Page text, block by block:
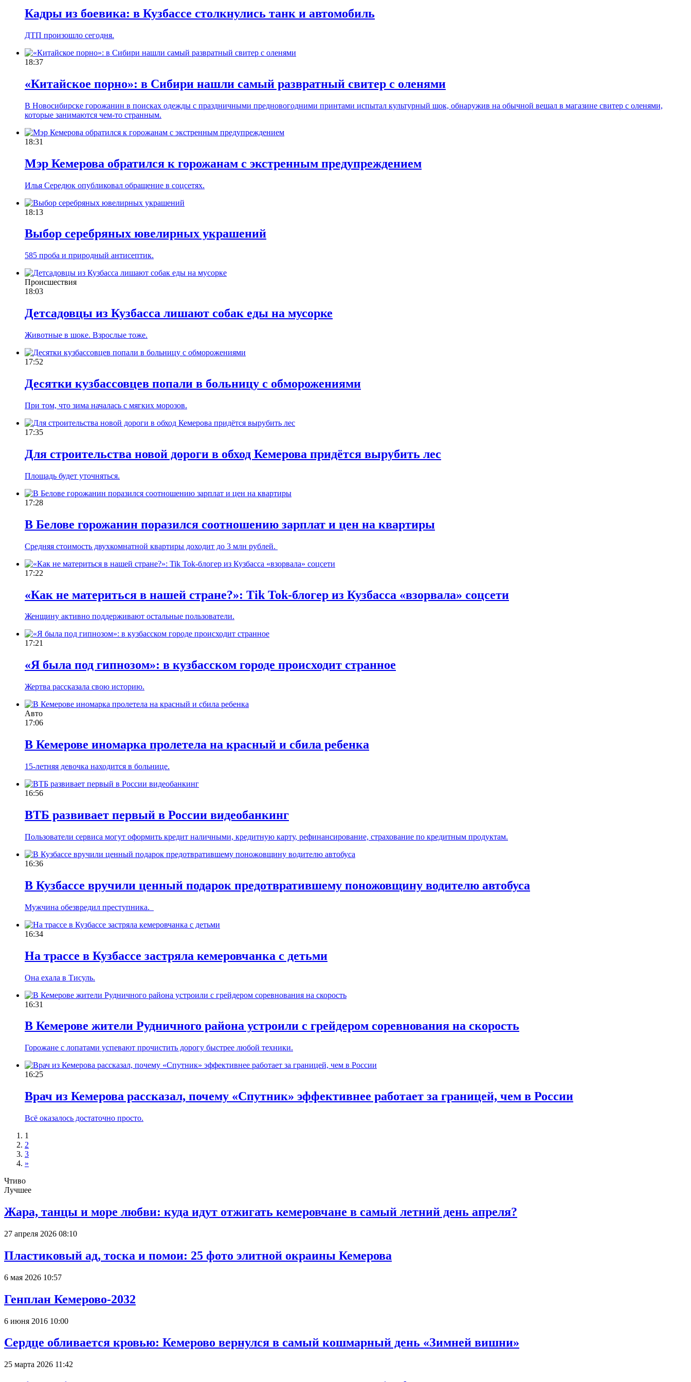
Кадры из боевика: в Кузбассе столкнулись танк и автомобиль
ДТП произошло сегодня.
18:37
«Китайское порно»: в Сибири нашли самый развратный свитер с оленями
В Новосибирске горожанин в поисках одежды с праздничными предновогодними принтами испытал культурный шок, обнаружив на обычной вешал в магазине свитер с оленями,
которые занимаются чем-то странным.
18:31
Мэр Кемерова обратился к горожанам с экстренным предупреждением
Илья Середюк опубликовал обращение в соцсетях.
18:13
Выбор серебряных ювелирных украшений
585 проба и природный антисептик.
Происшествия
18:03
Детсадовцы из Кузбасса лишают собак еды на мусорке
Животные в шоке. Взрослые тоже.
17:52
Десятки кузбассовцев попали в больницу с обморожениями
При том, что зима началась с мягких морозов.
17:35
Для строительства новой дороги в обход Кемерова придётся вырубить лес
Площадь будет уточняться.
17:28
В Белове горожанин поразился соотношению зарплат и цен на квартиры
Средняя стоимость двухкомнатной квартиры доходит до 3 млн рублей.
17:22
«Как не материться в нашей стране?»: Tik Tok-блогер из Кузбасса «взорвала» соцсети
Женщину активно поддерживают остальные пользователи.
17:21
«Я была под гипнозом»: в кузбасском городе происходит странное
Жертва рассказала свою историю.
Авто
17:06
В Кемерове иномарка пролетела на красный и сбила ребенка
15-летняя девочка находится в больнице.
16:56
ВТБ развивает первый в России видеобанкинг
Пользователи сервиса могут оформить кредит наличными, кредитную карту, рефинансирование, страхование по кредитным продуктам.
16:36
В Кузбассе вручили ценный подарок предотвратившему поножовщину водителю автобуса
Мужчина обезвредил преступника.
16:34
На трассе в Кузбассе застряла кемеровчанка с детьми
Она ехала в Тисуль.
16:31
В Кемерове жители Рудничного района устроили с грейдером соревнования на скорость
Горожане с лопатами успевают прочистить дорогу быстрее любой техники.
16:25
Врач из Кемерова рассказал, почему «Спутник» эффективнее работает за границей, чем в России
Всё оказалось достаточно просто.
1
2
3
»
Чтиво
Лучшее
Жара, танцы и море любви: куда идут отжигать кемеровчане в самый летний день апреля?
27 апреля 2026 08:10
Пластиковый ад, тоска и помои: 25 фото элитной окраины Кемерова
6 мая 2026 10:57
Генплан Кемерово-2032
6 июня 2016 10:00
Сердце обливается кровью: Кемерово вернулся в самый кошмарный день «Зимней вишни»
25 марта 2026 11:42